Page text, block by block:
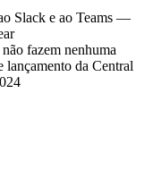
Slack e ao Teams —
fazem nenhuma
lançamento da Central